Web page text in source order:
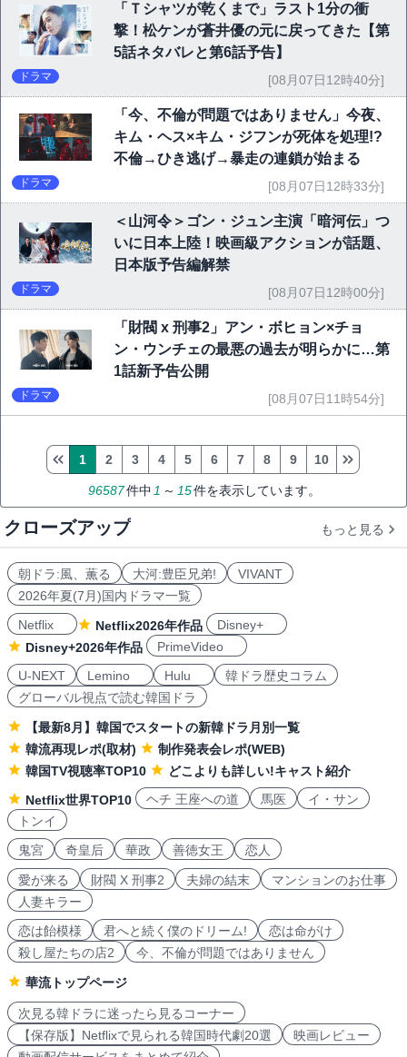
「Ｔシャツが乾くまで」ラスト1分の衝
撃！松ケンが蒼井優の元に戻ってきた【第
5話ネタバレと第6話予告】
ドラマ [08月07日12時40分]
「今、不倫が問題ではありません」今夜、
キム・ヘス×キム・ジフンが死体を処理!?
不倫→ひき逃げ→暴走の連鎖が始まる
ドラマ [08月07日12時33分]
＜山河令＞ゴン・ジュン主演「暗河伝」つ
いに日本上陸！映画級アクションが話題、
日本版予告編解禁
ドラマ [08月07日12時00分]
「財閥 x 刑事2」アン・ボヒョン×チョ
ン・ウンチェの最悪の過去が明らかに…第
1話新予告公開
ドラマ [08月07日11時54分]
96587件中 1 ～ 15件を表示しています。
1 2 3 4 5 6 7 8 9 10
クローズアップ もっと見る
朝ドラ:風、薫る 大河:豊臣兄弟!
VIVANT
2026年夏(7月)国内ドラマ一覧
Netflix
Netflix2026年作品
Disney+
Disney+2026年作品
PrimeVideo
U-NEXT
Lemino Hulu
韓ドラ歴史コラム
グローバル視点で読む韓国ドラ
【最新8月】韓国でスタートの新韓ドラ月別一覧
韓流再現レポ(取材)
制作発表会レポ(WEB)
韓国TV視聴率TOP10
どこよりも詳しい!キャスト紹介
Netflix世界TOP10
ヘチ 王座への道 馬医
イ・サン
トンイ
鬼宮
奇皇后 華政 善徳女王 恋人
愛が来る 財閥 X 刑事2 夫婦の結末
マンションのお仕事
人妻キラー
恋は飴模様
君へと続く僕のドリーム!
恋は命がけ
殺し屋たちの店2
今、不倫が問題ではありません
華流トップページ
次見る韓ドラに迷ったら見るコーナー
【保存版】Netflixで見られる韓国時代劇20選
映画レビュー